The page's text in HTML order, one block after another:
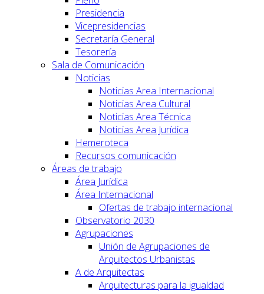
Presidencia
Vicepresidencias
Secretaría General
Tesorería
Sala de Comunicación
Noticias
Noticias Area Internacional
Noticias Area Cultural
Noticias Area Técnica
Noticias Area Jurídica
Hemeroteca
Recursos comunicación
Áreas de trabajo
Área Jurídica
Área Internacional
Ofertas de trabajo internacional
Observatorio 2030
Agrupaciones
Unión de Agrupaciones de
Arquitectos Urbanistas
A de Arquitectas
Arquitecturas para la igualdad